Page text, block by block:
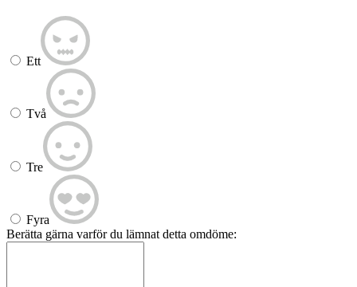
Ett
Två
Tre
Fyra
Berätta gärna varför du lämnat detta omdöme: